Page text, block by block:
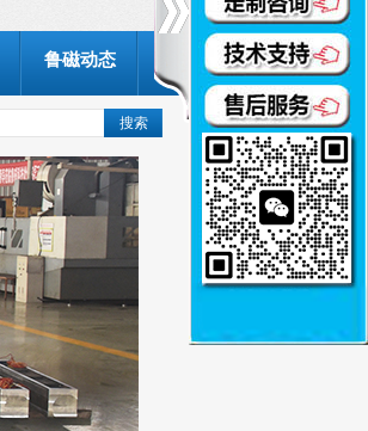
鲁磁动态 联系鲁磁